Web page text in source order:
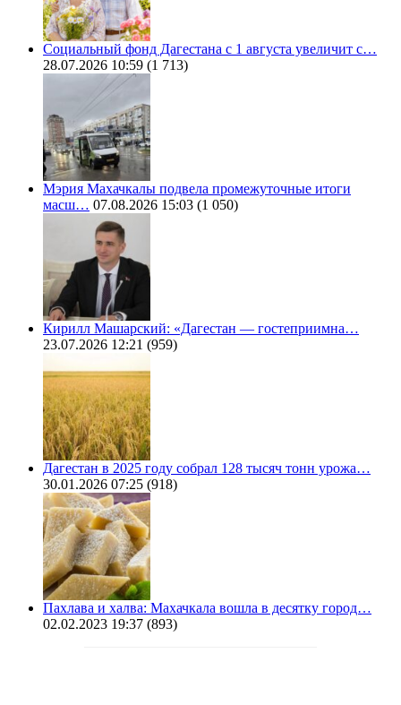
Социальный фонд Дагестана с 1 августа увеличит с…
28.07.2026 10:59 (1 713)
Мэрия Махачкалы подвела промежуточные итоги
масш… 07.08.2026 15:03 (1 050)
Кирилл Машарский: «Дагестан — гостеприимна…
23.07.2026 12:21 (959)
Дагестан в 2025 году собрал 128 тысяч тонн урожа…
30.01.2026 07:25 (918)
Пахлава и халва: Махачкала вошла в десятку город…
02.02.2023 19:37 (893)